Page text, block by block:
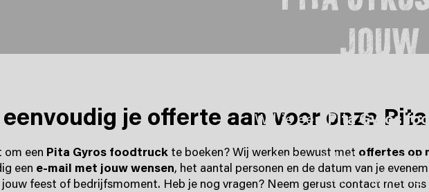
jouw
Wil je eenPita Gyros
locatie, volledig
events: wij
je offerte aan voor onze
een Pita Gyros foodtruck te boeken? Wij werken bewust met offertes op
een e-mail met jouw wensen, het aantal personen en de datum van je
feest of bedrijfsmoment. Heb je nog vragen? Neem gerust contact met